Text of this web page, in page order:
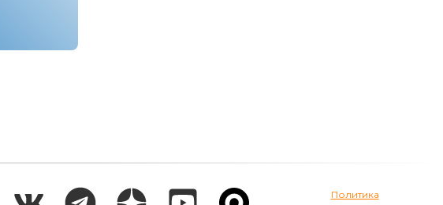
Политика